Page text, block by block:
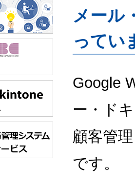
メール
ってい
Google
ー・ド
顧客管
です。